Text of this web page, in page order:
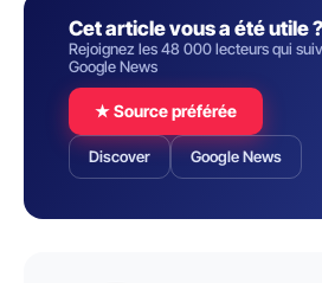
Cet article vous a été utile ?
Rejoignez les 48 000 lecteurs qui
Google News
★ Source préférée
Discover Google News